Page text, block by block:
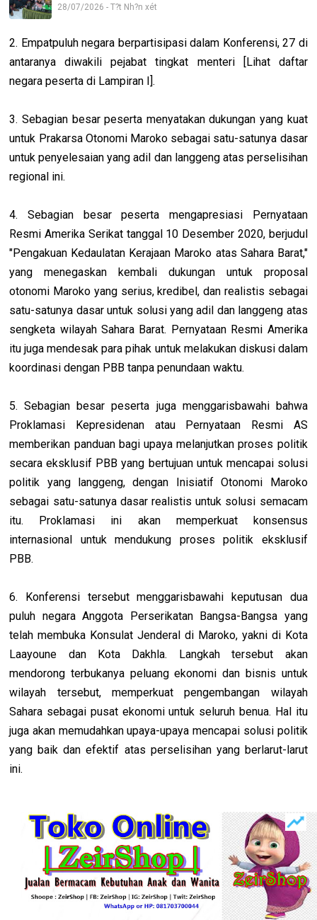
28/07/2026 - T?t Nh?n xét
2. Empatpuluh negara berpartisipasi dalam Konferensi, 27 di
antaranya diwakili pejabat tingkat menteri [Lihat daftar
negara peserta di Lampiran I].
3. Sebagian besar peserta menyatakan dukungan yang kuat
untuk Prakarsa Otonomi Maroko sebagai satu-satunya dasar
untuk penyelesaian yang adil dan langgeng atas perselisihan
regional ini.
4. Sebagian besar peserta mengapresiasi Pernyataan
Resmi Amerika Serikat tanggal 10 Desember 2020, berjudul
"Pengakuan Kedaulatan Kerajaan Maroko atas Sahara Barat,"
yang menegaskan kembali dukungan untuk proposal
otonomi Maroko yang serius, kredibel, dan realistis sebagai
satu-satunya dasar untuk solusi yang adil dan langgeng atas
sengketa wilayah Sahara Barat. Pernyataan Resmi Amerika
itu juga mendesak para pihak untuk melakukan diskusi dalam
koordinasi dengan PBB tanpa penundaan waktu.
5. Sebagian besar peserta juga menggarisbawahi bahwa
Proklamasi Kepresidenan atau Pernyataan Resmi AS
memberikan panduan bagi upaya melanjutkan proses politik
secara eksklusif PBB yang bertujuan untuk mencapai solusi
politik yang langgeng, dengan Inisiatif Otonomi Maroko
sebagai satu-satunya dasar realistis untuk solusi semacam
itu. Proklamasi ini akan memperkuat konsensus
internasional untuk mendukung proses politik eksklusif
PBB.
6. Konferensi tersebut menggarisbawahi keputusan dua
puluh negara Anggota Perserikatan Bangsa-Bangsa yang
telah membuka Konsulat Jenderal di Maroko, yakni di Kota
Laayoune dan Kota Dakhla. Langkah tersebut akan
mendorong terbukanya peluang ekonomi dan bisnis untuk
wilayah tersebut, memperkuat pengembangan wilayah
Sahara sebagai pusat ekonomi untuk seluruh benua. Hal itu
juga akan memudahkan upaya-upaya mencapai solusi politik
yang baik dan efektif atas perselisihan yang berlarut-larut
ini.